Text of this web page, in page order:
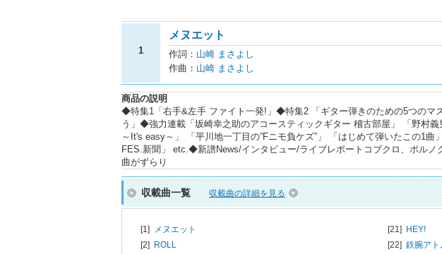
1
メヌエット
作詞： 山崎 まさよし
作曲： 山崎 まさよし
商品の説明
◆特集1「右手&左手 ファイト一発!」◆特集2 「ギター弾きのための5つのマ
う」◆強力連載「坂崎幸之助のアコースティックギター 稽古部屋」 「野村
～It's easy～」 「平川地一丁目の”Fニモ負ケズ”」 「はじめて弾いたこの1
FES.新聞」 etc.◆新譜News/インタビュー/ライブレポートコブクロ、ポル
曲がずらり
収載曲一覧 収載曲の詳細を見る
[1] メヌエット
[2] ROLL
[21] HEY!
[22] 鉄腕アト